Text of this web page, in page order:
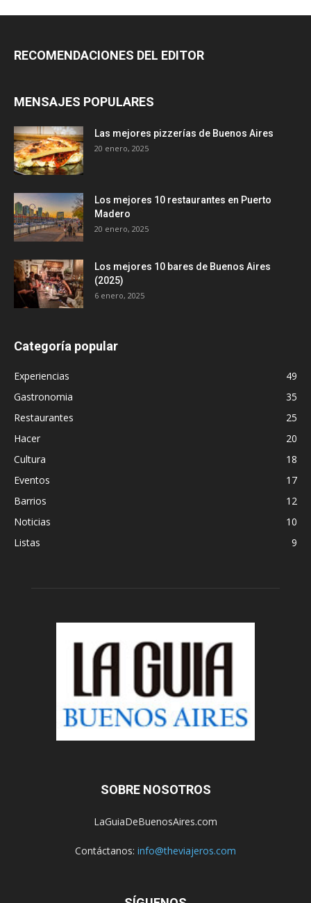
RECOMENDACIONES DEL EDITOR
MENSAJES POPULARES
Las mejores pizzerías de Buenos Aires
20 enero, 2025
Los mejores 10 restaurantes en Puerto
Madero
20 enero, 2025
Los mejores 10 bares de Buenos Aires
(2025)
6 enero, 2025
Categoría popular
Experiencias
49
Gastronomia
35
Restaurantes
25
Hacer
20
Cultura
18
Eventos
17
Barrios
12
Noticias
10
Listas
9
SOBRE NOSOTROS
LaGuiaDeBuenosAires.com
Contáctanos: info@theviajeros.com